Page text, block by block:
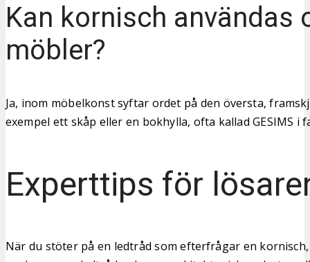
Kan kornisch användas
möbler?
Ja, inom möbelkonst syftar ordet på den översta,
exempel ett skåp eller en bokhylla, ofta kallad GESIMS i
Experttips för
När du stöter på en ledtråd som efterfrågar en